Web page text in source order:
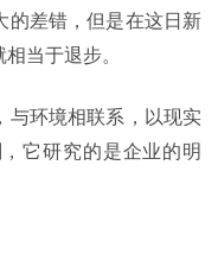
的差错，但是在这日新
当于退步。
环境相联系，以现实
它研究的是企业的明